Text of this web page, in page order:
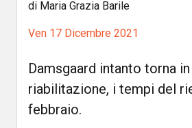
di Maria Grazia Barile
Ven 17 Dicembre 2021
Damsgaard intanto torna
riabilitazione, i tempi del
febbraio.